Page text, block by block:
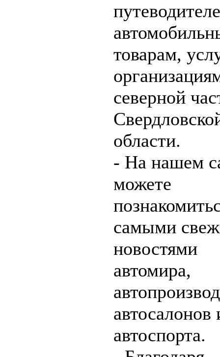
товарам,
северной
области.
- На нашем
можете
самыми
новостями
автомира,
автосалонов
автоспорта.